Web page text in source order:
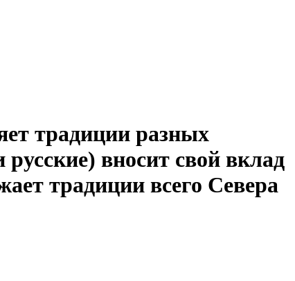
традиции разных
вносит свой вклад
традиции всего Севера